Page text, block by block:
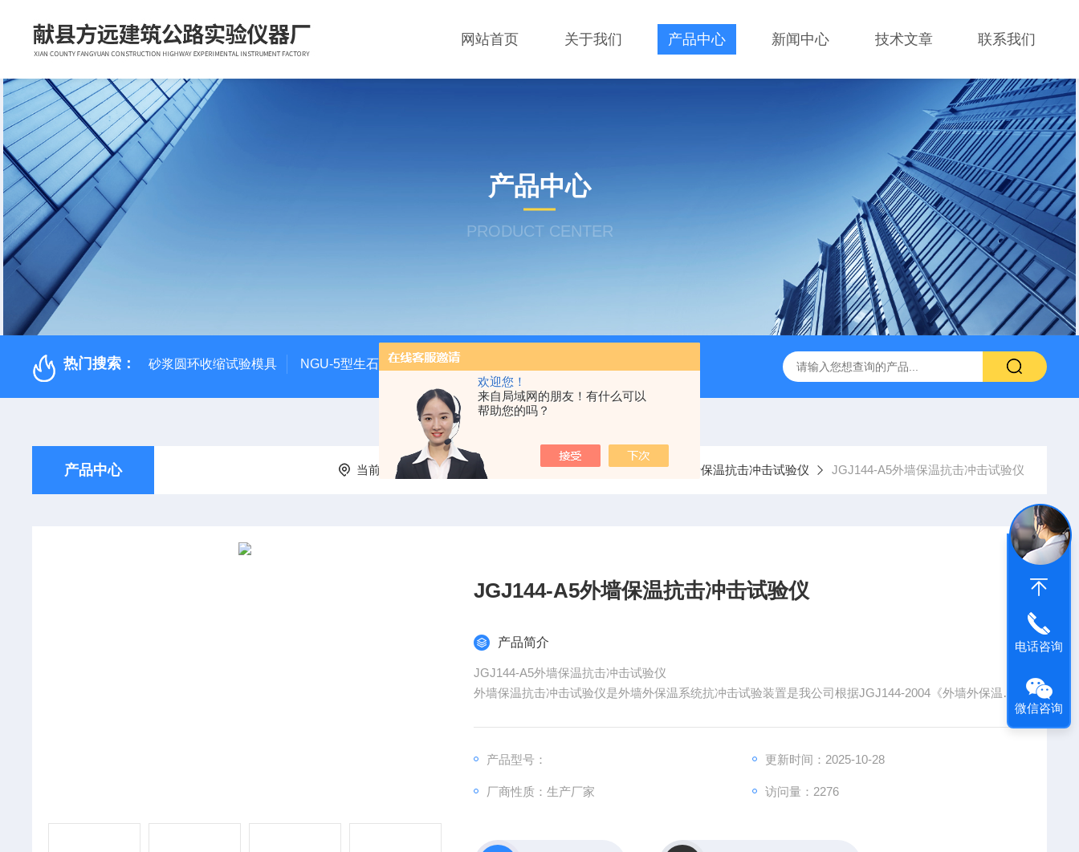
欢迎您！
来自局域网的朋友！有什么可以
帮助您的吗？
网站首页 关于我们 产品中心 新闻中心 技术文章 联系我们
产品中心
PRODUCT CENTER
热门搜索： 砂浆圆环收缩试验模具 NGU-5型生石灰消化器（保温带盖消化器） *GB/T 50080-2016标准普通混凝土泌水率试验容量筒试验方法 生石灰浆渣测定仪
产品中心 当前位置： 首页 产品中心 建筑节能检测仪器系列 外墙保温抗击冲击试验仪 JGJ144-A5外墙保温抗击冲击试验仪
JGJ144-A5外墙保温抗击冲击试验仪
产品简介
JGJ144-A5外墙保温抗击冲击试验仪
外墙保温抗击冲击试验仪是外墙外保温系统抗冲击试验装置是我公司根据JGJ144-2004《外墙外保温工
产品型号： 更新时间：2025-10-28
厂商性质：生产厂家 访问量：2276
电话咨询
微信咨询